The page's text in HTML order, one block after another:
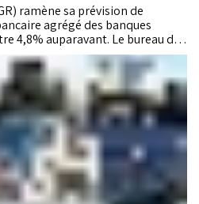
ramène sa prévision de
agrégé des banques
4,8% auparavant. Le bureau de
son scénario de progression
anticipant une reprise plus
portée par les crédits et la
Trading.